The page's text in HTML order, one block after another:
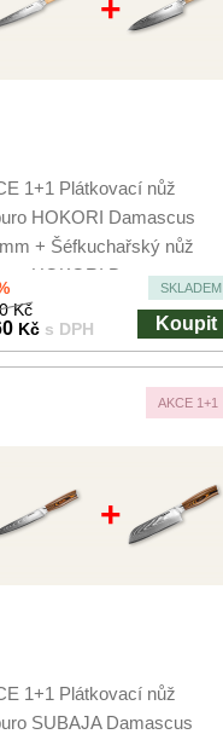
+
1+1 Plátkovací nůž
HOKORI Damascus
+ Šéfkuchařský nůž
HOKORI Damascus
SKLADEM
Kč
Kč s DPH Koupit
AKCE 1+1
+
1+1 Plátkovací nůž
SUBAJA Damascus